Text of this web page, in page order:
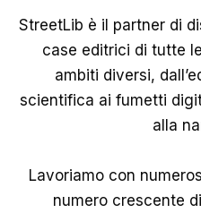
StreetLib è il partner di
case editrici di tutte
ambiti diversi,
scientifica ai fumetti
alla
Lavoriamo con
numero crescente